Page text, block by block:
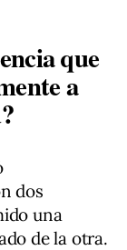
que
a
dos
una
de la otra.